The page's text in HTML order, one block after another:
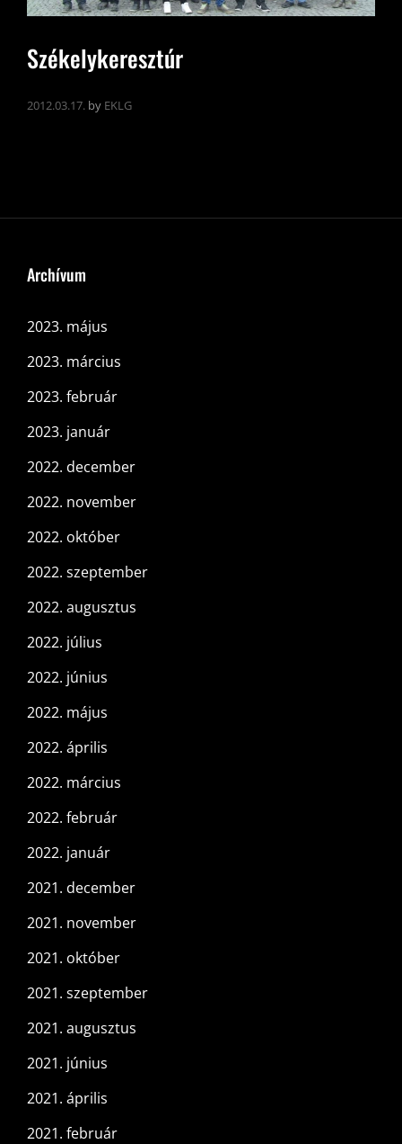
Székelykeresztúr
2012.03.17. by EKLG
Archívum
2023. május
2023. március
2023. február
2023. január
2022. december
2022. november
2022. október
2022. szeptember
2022. augusztus
2022. július
2022. június
2022. május
2022. április
2022. március
2022. február
2022. január
2021. december
2021. november
2021. október
2021. szeptember
2021. augusztus
2021. június
2021. április
2021. február